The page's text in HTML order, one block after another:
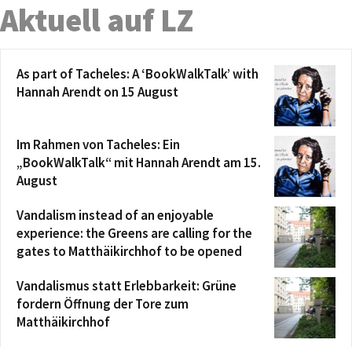
Aktuell auf LZ
As part of Tacheles: A ‘BookWalkTalk’ with
Hannah Arendt on 15 August
Im Rahmen von Tacheles: Ein
„BookWalkTalk“ mit Hannah Arendt am 15.
August
Vandalism instead of an enjoyable
experience: the Greens are calling for the
gates to Matthäikirchhof to be opened
Vandalismus statt Erlebbarkeit: Grüne
fordern Öffnung der Tore zum
Matthäikirchhof